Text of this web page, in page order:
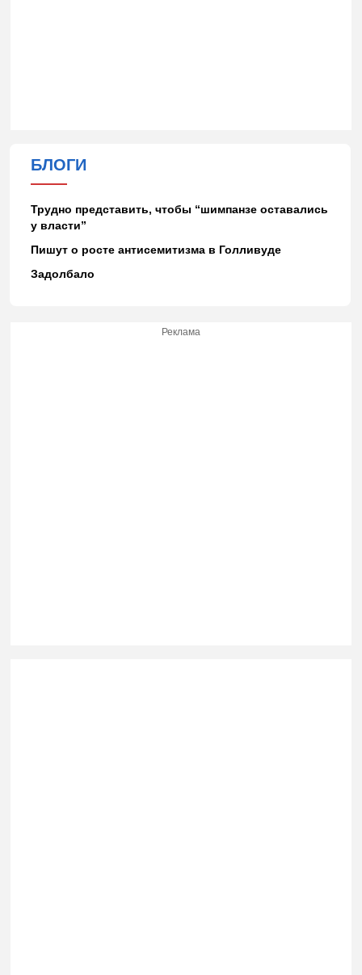
БЛОГИ
Трудно представить, чтобы “шимпанзе оставались
у власти”
Пишут о росте антисемитизма в Голливуде
Задолбало
Реклама